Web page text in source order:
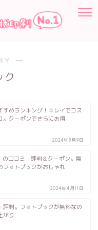
―
ク
すめランキング！キレイでコス
。クーポンでさらにお得
2024年9月9日
の口コミ・評判＆クーポン。無
フォトブックがおしゃれ
2024年4月11日
評判。フォトブックが無料なの
がり